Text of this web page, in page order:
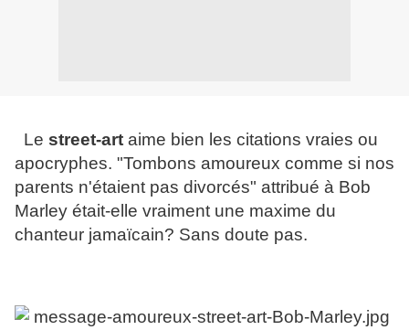
Le street-art aime bien les citations vraies ou
apocryphes. "Tombons amoureux comme si nos
parents n'étaient pas divorcés" attribué à Bob
Marley était-elle vraiment une maxime du
chanteur jamaïcain? Sans doute pas.